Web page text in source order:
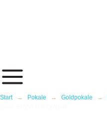
Start → Pokale → Goldpokale →